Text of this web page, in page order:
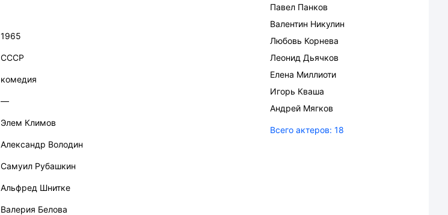
1965
СССР
комедия
—
Элем Климов
Александр Володин
Самуил Рубашкин
Альфред Шнитке
Валерия Белова
Павел Панков
Валентин Никулин
Любовь Корнева
Леонид Дьячков
Елена Миллиоти
Игорь Кваша
Андрей Мягков
Всего актеров: 18